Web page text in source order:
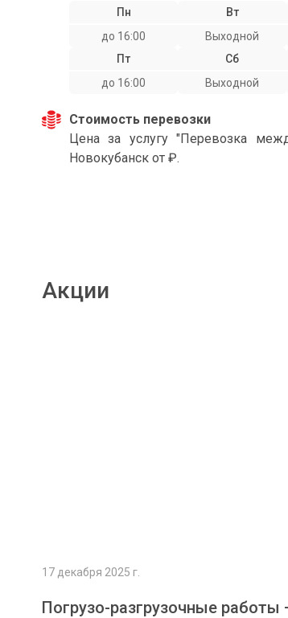
Пн
до 16:00
Вт
Выходной
Пт
до 16:00
Сб
Выходной
Стоимость перевозки
Цена за услугу "Перевозка
Новокубанск от ₽.
Акции
17 декабря 2025 г.
Погрузо-разгрузочные работы